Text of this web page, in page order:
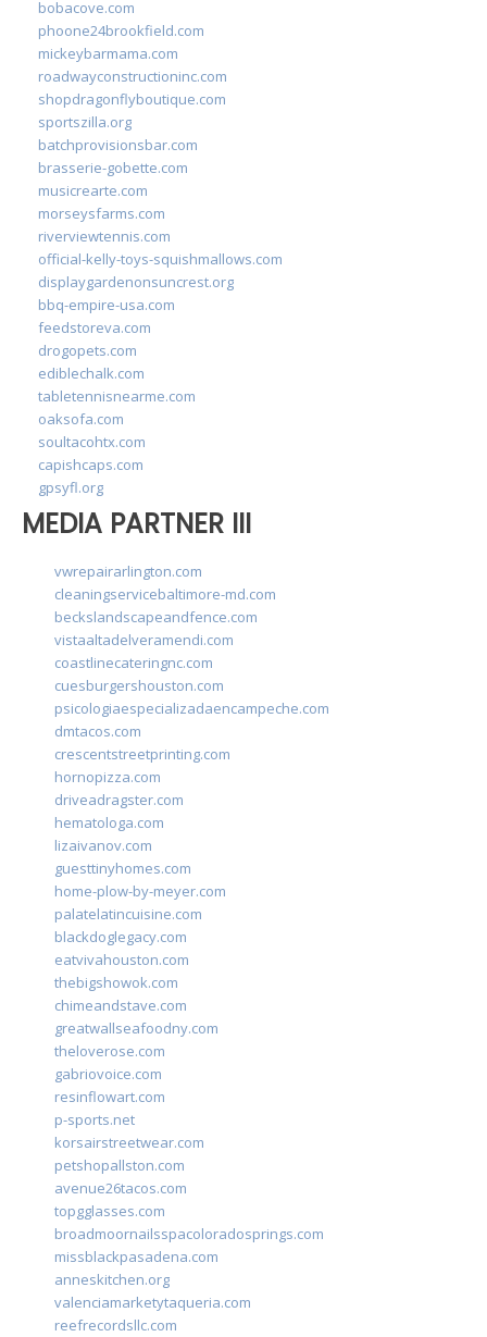
bobacove.com
phoone24brookfield.com
mickeybarmama.com
roadwayconstructioninc.com
shopdragonflyboutique.com
sportszilla.org
batchprovisionsbar.com
brasserie-gobette.com
musicrearte.com
morseysfarms.com
riverviewtennis.com
official-kelly-toys-squishmallows.com
displaygardenonsuncrest.org
bbq-empire-usa.com
feedstoreva.com
drogopets.com
ediblechalk.com
tabletennisnearme.com
oaksofa.com
soultacohtx.com
capishcaps.com
gpsyfl.org
MEDIA PARTNER III
vwrepairarlington.com
cleaningservicebaltimore-md.com
beckslandscapeandfence.com
vistaaltadelveramendi.com
coastlinecateringnc.com
cuesburgershouston.com
psicologiaespecializadaencampeche.com
dmtacos.com
crescentstreetprinting.com
hornopizza.com
driveadragster.com
hematologa.com
lizaivanov.com
guesttinyhomes.com
home-plow-by-meyer.com
palatelatincuisine.com
blackdoglegacy.com
eatvivahouston.com
thebigshowok.com
chimeandstave.com
greatwallseafoodny.com
theloverose.com
gabriovoice.com
resinflowart.com
p-sports.net
korsairstreetwear.com
petshopallston.com
avenue26tacos.com
topgglasses.com
broadmoornailsspacoloradosprings.com
missblackpasadena.com
anneskitchen.org
valenciamarketytaqueria.com
reefrecordsllc.com